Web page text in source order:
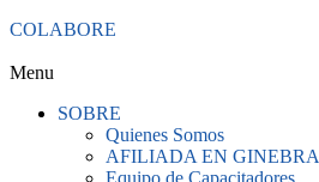
COLABORE
Menu
SOBRE
Quienes Somos
AFILIADA EN GINEBRA
Equipo de Capacitadores